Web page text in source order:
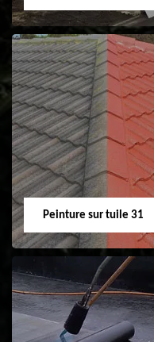
Nettoyage et
ravalement de
façade 31
Peinture sur tuile 31
Peinture sur tuile